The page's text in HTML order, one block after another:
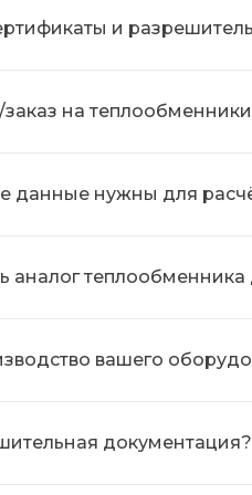
и
заказ на
данные нужны для
аналог теплообменника
вашего
документация?